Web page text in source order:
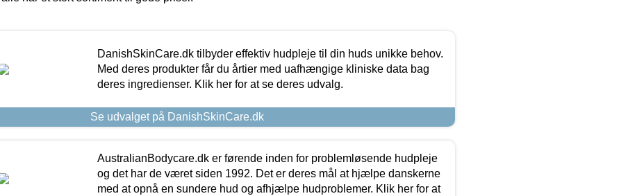
DanishSkinCare.dk tilbyder effektiv hudpleje til din huds unikke behov.
Med deres produkter får du årtier med uafhængige kliniske data bag
deres ingredienser. Klik her for at se deres udvalg.
Se udvalget på DanishSkinCare.dk
AustralianBodycare.dk er førende inden for problemløsende hudpleje
og det har de været siden 1992. Det er deres mål at hjælpe danskerne
med at opnå en sundere hud og afhjælpe hudproblemer. Klik her for at